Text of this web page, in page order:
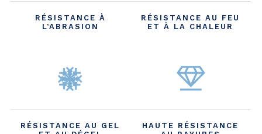
RÉSISTANCE À
L’ABRASION
RÉSISTANCE AU FEU
ET À LA CHALEUR
RÉSISTANCE AU GEL
HAUTE RÉSISTANCE